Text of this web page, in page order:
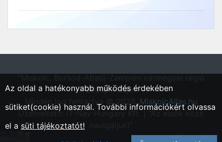
állásportálja"
Minden jog fentartva © 2026.MiskolcAllas.hu
Üzemeltető: IT-Nav Hungary Kft. | "Az elsők közé
Az oldal a hatékonyabb működés érdekében
sütiket(cookie) használ. További információkért olvassa
el a süti tájékoztatót!